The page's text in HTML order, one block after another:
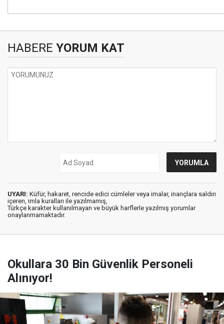
HABERE YORUM KAT
UYARI: Küfür, hakaret, rencide edici cümleler veya imalar, inançlara saldırı
içeren, imla kuralları ile yazılmamış,
Türkçe karakter kullanılmayan ve büyük harflerle yazılmış yorumlar
onaylanmamaktadır.
Okullara 30 Bin Güvenlik Personeli
Alınıyor!